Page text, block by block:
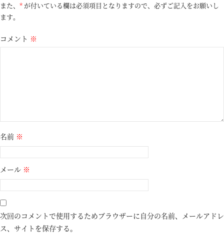
また、 * が付いている欄は必須項目となりますので、必ずご記入をお願いし
ます。
コメント ※
名前 ※
メール ※
次回のコメントで使用するためブラウザーに自分の名前、メールアドレ
ス、サイトを保存する。